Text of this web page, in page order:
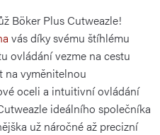
Böker Plus Cutweazle!
vás díky svému štíhlému
ovládání vezme na cestu
na vyměnitelnou
oceli a intuitivní ovládání
ideálního společníka
už náročné až precizní